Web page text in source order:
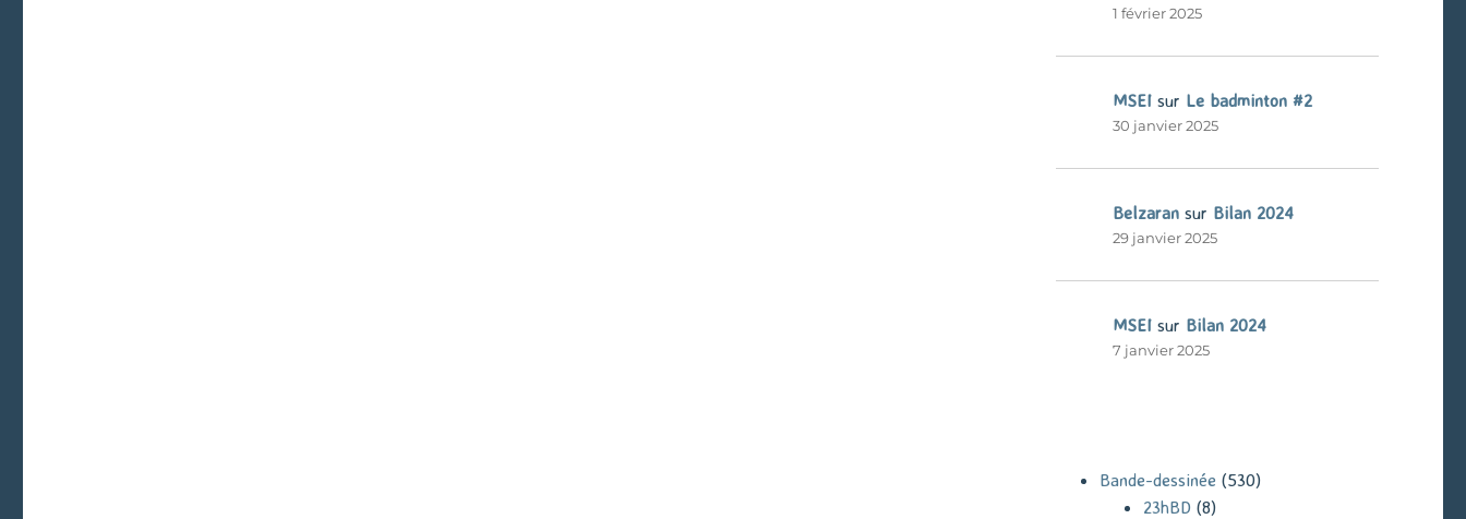
1 février 2025
MSEIsur Le badminton #2
30 janvier 2025
Belzaransur Bilan 2024
29 janvier 2025
MSEIsur Bilan 2024
7 janvier 2025
Bande-dessinée (530)
23hBD (8)